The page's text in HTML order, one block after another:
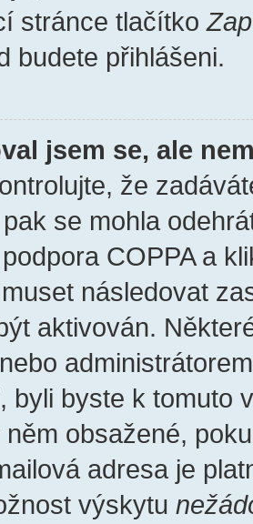
stránce tlačítko
budete přihlášeni.
jsem se, ale
že
se mohla
COPPA a
následovat
aktivován.
byli byste k tomuto
obsažené,
adresa je
výskytu